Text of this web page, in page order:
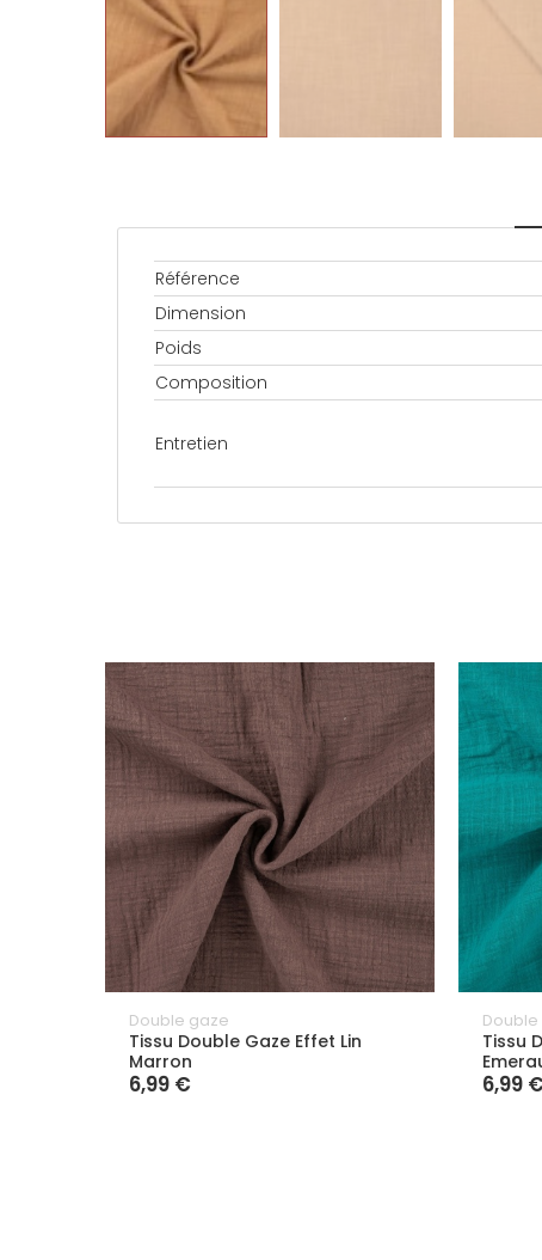
Référence
Dimension
Poids
Composition
Entretien
Double gaze
Tissu Double Gaze Effet Lin
Marron
6,99 €
Tissu
6,99